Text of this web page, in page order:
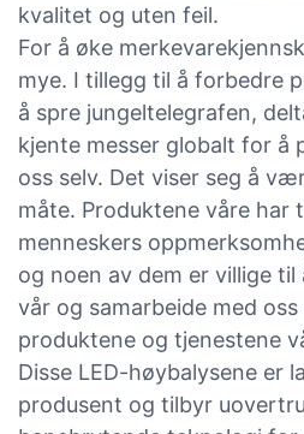
kvalitet og uten feil.
For å øke
mye. I tillegg til å forbedre
å spre jungeltelegrafen,
kjente messer globalt for å
oss selv. Det viser seg å
måte. Produktene våre har
menneskers
og noen av dem er villige
vår og samarbeide med
produktene og tjenestene
Disse LED-høybalysene er
produsent og tilbyr